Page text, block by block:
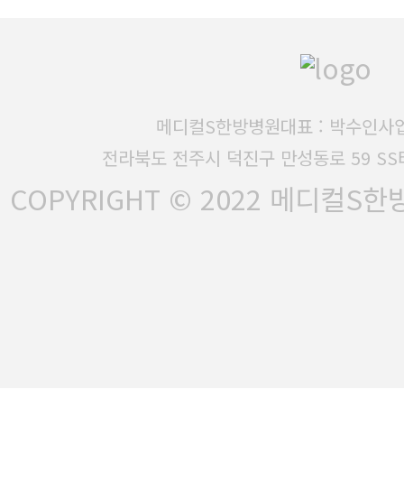
메디컬S한방병원대표 : 박수인사
전라북도 전주시 덕진구 만성동로 59
COPYRIGHT © 2022 메디컬S한